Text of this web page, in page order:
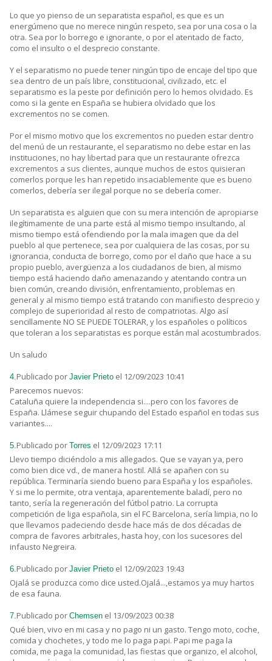
Lo que yo pienso de un separatista español, es que es un
energúmeno que no merece ningún respeto, sea por una cosa o la
otra. Sea por lo borrego e ignorante, o por el atentado de facto,
como el insulto o el desprecio constante.
Y el separatismo no puede tener ningún tipo de encaje del tipo que
sea dentro de un país libre, constitucional, civilizado, etc. el
separatismo es la peste por definición pero lo hemos olvidado. Es
como si la gente en España se hubiera olvidado que los
excrementos no se comen.
Por el mismo motivo que los excrementos no pueden estar dentro
del menú de un restaurante, el separatismo no debe estar en las
instituciones, no hay libertad para que un restaurante ofrezca
excrementos a sus clientes, aunque muchos de estos quisieran
comerlos porque les han repetido insaciablemente que es bueno
comerlos, debería ser ilegal porque no se debería comer.
Un separatista es alguien que con su mera intención de apropiarse
ilegítimamente de una parte está al mismo tiempo insultando, al
mismo tiempo está ofendiendo por la mala imagen que da del
pueblo al que pertenece, sea por cualquiera de las cosas, por su
ignorancia, conducta de borrego, como por el daño que hace a su
propio pueblo, avergüenza a los ciudadanos de bien, al mismo
tiempo está haciendo daño amenazando y atentando contra un
bien común, creando división, enfrentamiento, problemas en
general y al mismo tiempo está tratando con manifiesto desprecio y
complejo de superioridad al resto de compatriotas. Algo así
sencillamente NO SE PUEDE TOLERAR, y los españoles o políticos
que toleran a los separatistas es porque están mal acostumbrados.
Un saludo
4.Publicado por Javier Prieto el 12/09/2023 10:41
Parecemos nuevos:
Cataluña quiere la independencia si....pero con los favores de
España. Llámese seguir chupando del Estado español en todas sus
variantes....
5.Publicado por Torres el 12/09/2023 17:11
Llevo tiempo diciéndolo a mis allegados. Que se vayan ya, pero
como bien dice vd., de manera hostil. Allá se apañen con su
república. Terminaría siendo bueno para España y los españoles.
Y si me lo permite, otra ventaja, aparentemente baladí, pero no
tanto, sería la regeneración del fútbol patrio. La corrupta
competición de liga española, sin el FC Barcelona, sería limpia, no lo
que llevamos padeciendo desde hace más de dos décadas de
compra de favores arbitrales, hasta hoy, con los sucesores del
infausto Negreira.
6.Publicado por Javier Prieto el 12/09/2023 19:43
Ojalá se produzca como dice usted.Ojalá...,estamos ya muy hartos
de esa fauna.
7.Publicado por Chemsen el 13/09/2023 00:38
Qué bien, vivo en mi casa y no pago ni un gasto. Tengo moto, coche,
comida y chochetes, y todo me lo paga papi. Papi me paga la
comida, me paga la comunidad, las fiestas que organizo, el alcohol,